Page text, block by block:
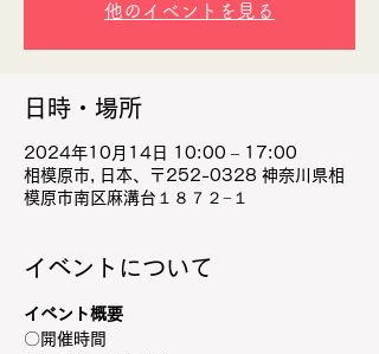
他のイベントを見る
日時・場所
2024年10月14日 10:00 – 17:00
相模原市, 日本、〒252-0328 神奈川県相
模原市南区麻溝台１８７２−１
イベントについて
イベント概要
〇開催時間